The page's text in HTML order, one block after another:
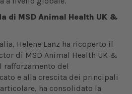
di MSD Animal Health UK &
Helene Lanz ha ricoperto il
di MSD Animal Health UK &
rafforzamento del
e alla crescita dei principali
ha consolidato la